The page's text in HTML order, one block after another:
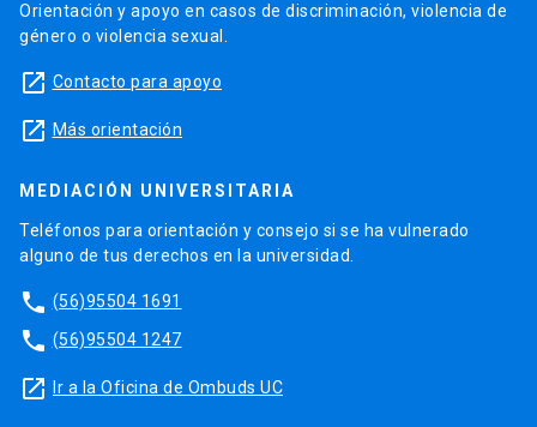
Orientación y apoyo en casos de discriminación, violencia de
género o violencia sexual.
launch Contacto para apoyo
launch Más orientación
MEDIACIÓN UNIVERSITARIA
Teléfonos para orientación y consejo si se ha vulnerado
alguno de tus derechos en la universidad.
phone (56)95504 1691
phone (56)95504 1247
launch Ir a la Oficina de Ombuds UC